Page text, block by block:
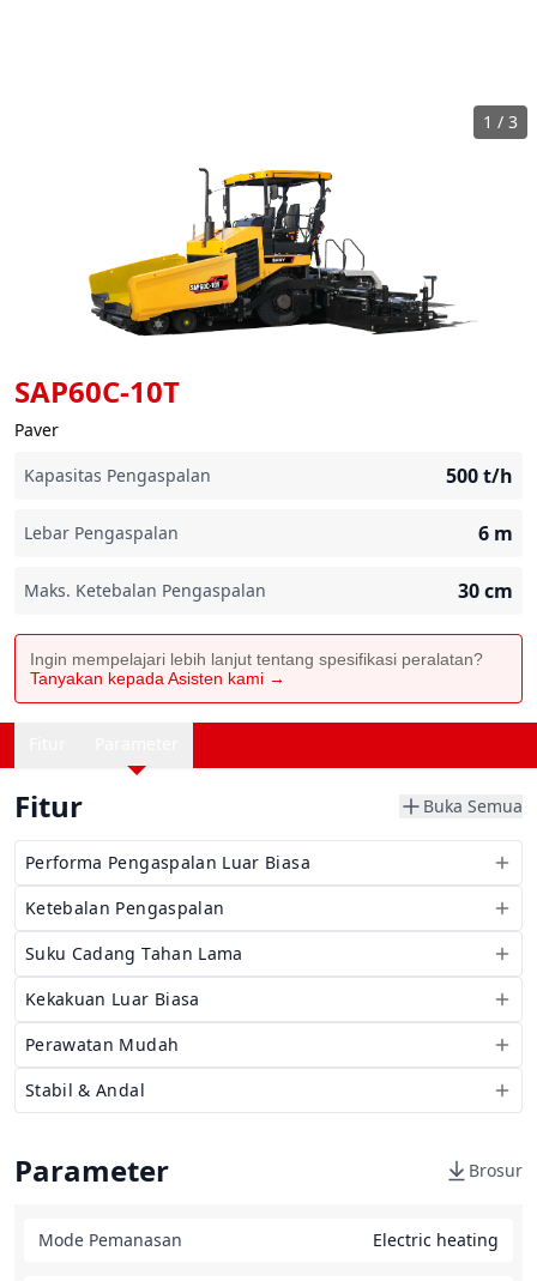
SAP60C-10T
Paver
Kapasitas Pengaspalan
500t/h
Lebar Pengaspalan 6 m
Maks. Ketebalan Pengaspalan 30cm
Ingin mempelajari lebih lanjut tentang spesifikasi peralatan?
Tanyakan kepada Asisten kami →
1 / 3
Fitur Buka Semua
Performa Pengaspalan Luar Biasa
Ketebalan Pengaspalan
Suku Cadang Tahan Lama
Kekakuan Luar Biasa
Perawatan Mudah
Stabil & Andal
Parameter Brosur
Mode Pemanasan Electric heating